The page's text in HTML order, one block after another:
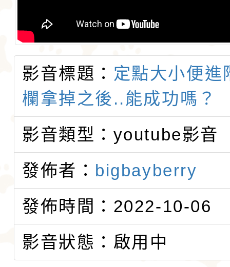
影音標題： 定點大小便進
欄拿掉之後..能成功嗎？
影音類型：youtube影音
發佈者： bigbayberry
發佈時間：2022-10-06
影音狀態：啟用中